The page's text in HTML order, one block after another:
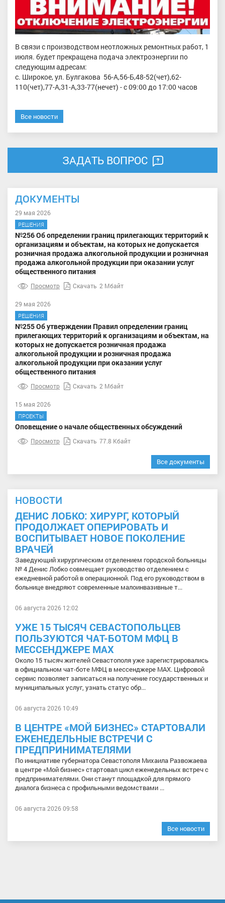
В связи с производством неотложных ремонтных работ, 1
июля. будет прекращена подача электроэнергии по
следующим адресам:
с. Широкое, ул. Булгакова 56-А,56-Б,48-52(чет),62-
110(чет),77-А,31-А,33-77(нечет) - с 09:00 до 17:00 часов
Все новости
ЗАДАТЬ ВОПРОС
ДОКУМЕНТЫ
29 мая 2026
РЕШЕНИЯ
№256 Об определении границ прилегающих территорий к
организациям и объектам, на которых не допускается
розничная продажа алкогольной продукции и розничная
продажа алкогольной продукции при оказании услуг
общественного питания
Просмотр Скачать 2 Мбайт
29 мая 2026
РЕШЕНИЯ
№255 Об утверждении Правил определении границ
прилегающих территорий к организациям и объектам, на
которых не допускается розничная продажа
алкогольной продукции и розничная продажа
алкогольной продукции при оказании услуг
общественного питания
Просмотр Скачать 2 Мбайт
15 мая 2026
ПРОЕКТЫ
Оповещение о начале общественных обсуждений
Просмотр Скачать 77.8 Кбайт
Все документы
НОВОСТИ
ДЕНИС ЛОБКО: ХИРУРГ, КОТОРЫЙ
ПРОДОЛЖАЕТ ОПЕРИРОВАТЬ И
ВОСПИТЫВАЕТ НОВОЕ ПОКОЛЕНИЕ
ВРАЧЕЙ
Заведующий хирургическим отделением городской больницы
№ 4 Денис Лобко совмещает руководство отделением с
ежедневной работой в операционной. Под его руководством в
больнице внедряют современные малоинвазивные т...
06 августа 2026 12:02
УЖЕ 15 ТЫСЯЧ СЕВАСТОПОЛЬЦЕВ
ПОЛЬЗУЮТСЯ ЧАТ-БОТОМ МФЦ В
МЕССЕНДЖЕРЕ МАХ
Около 15 тысяч жителей Севастополя уже зарегистрировались
в официальном чат-боте МФЦ в мессенджере МАХ. Цифровой
сервис позволяет записаться на получение государственных и
муниципальных услуг, узнать статус обр...
06 августа 2026 10:49
В ЦЕНТРЕ «МОЙ БИЗНЕС» СТАРТОВАЛИ
ЕЖЕНЕДЕЛЬНЫЕ ВСТРЕЧИ С
ПРЕДПРИНИМАТЕЛЯМИ
По инициативе губернатора Севастополя Михаила Развожаева
в центре «Мой бизнес» стартовал цикл еженедельных встреч с
предпринимателями. Они станут площадкой для прямого
диалога бизнеса с профильными ведомствами ...
06 августа 2026 09:58
Все новости